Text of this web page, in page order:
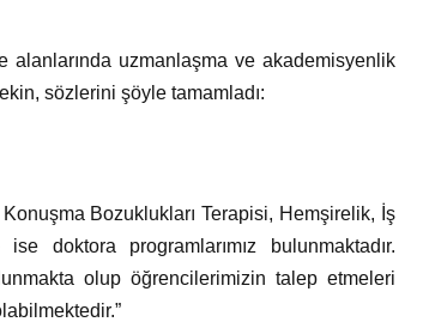
alanlarında uzmanlaşma ve akademisyenlik
sözlerini şöyle tamamladı:
Bozuklukları Terapisi, Hemşirelik, İş
doktora programlarımız bulunmaktadır.
olup öğrencilerimizin talep etmeleri